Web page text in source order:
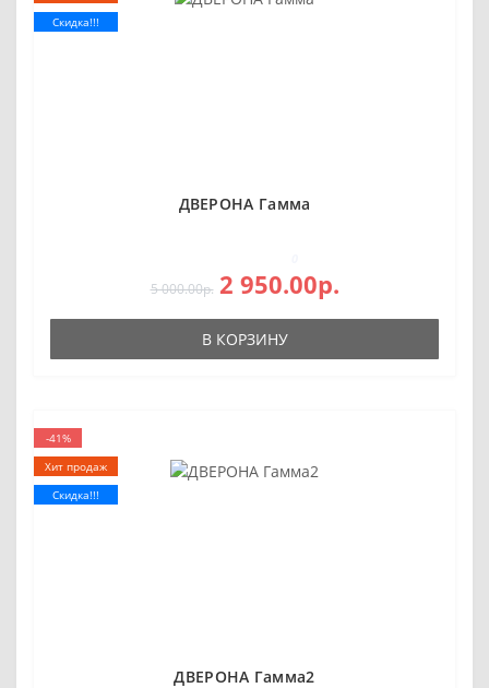
Скидка!!!
ДВЕРОНА Гамма
5 000.00р. 2 950.00р.
В КОРЗИНУ
-41%
Хит продаж
Скидка!!!
ДВЕРОНА Гамма2